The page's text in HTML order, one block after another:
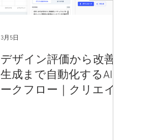
デザイン評価から改善
生成まで自動化するAIワ
ークフロー｜クリエイ
3月5日